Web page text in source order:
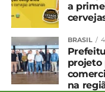
a
BRASIL
projeto
na